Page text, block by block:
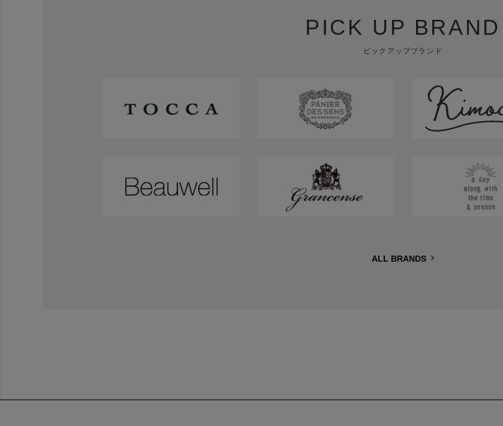
PICK UP BRAND
ピックアップブランド
ALL BRANDS